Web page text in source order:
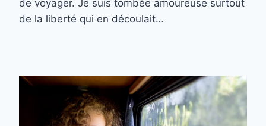
de voyager. Je suis tombée amoureuse surtout
de la liberté qui en découlait…